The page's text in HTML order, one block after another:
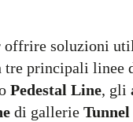
offrire soluzioni
principali linee
Pedestal Line, gli
di gallerie